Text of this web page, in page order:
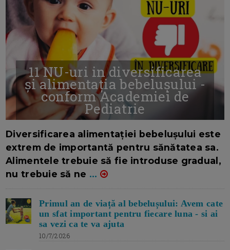
11 NU-uri in diversificarea
și alimentația bebelușului -
conform Academiei de
Pediatrie
Diversificarea alimentației bebelușului este
extrem de importantă pentru sănătatea sa.
Alimentele trebuie să fie introduse gradual,
nu trebuie să ne ...
Primul an de viață al bebelușului: Avem cate
un sfat important pentru fiecare luna - si ai
sa vezi ca te va ajuta
10/7/2026